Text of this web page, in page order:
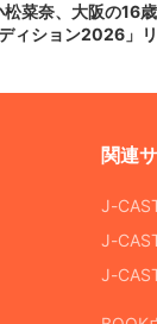
松菜奈、大阪の
ィション2026」
関連
J-
J-
J-